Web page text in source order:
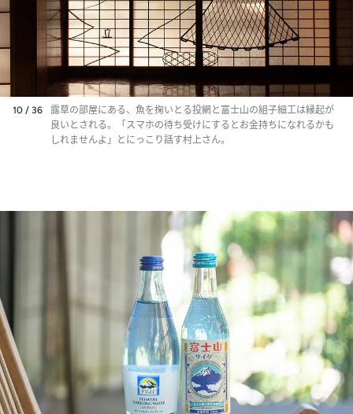
10 / 36
露草の部屋にある、魚を掬いとる投網と富士山の組子細工は縁起が
良いとされる。「スマホの待ち受けにするとお金持ちになれるかも
しれませんよ」とにっこり話す村上さん。